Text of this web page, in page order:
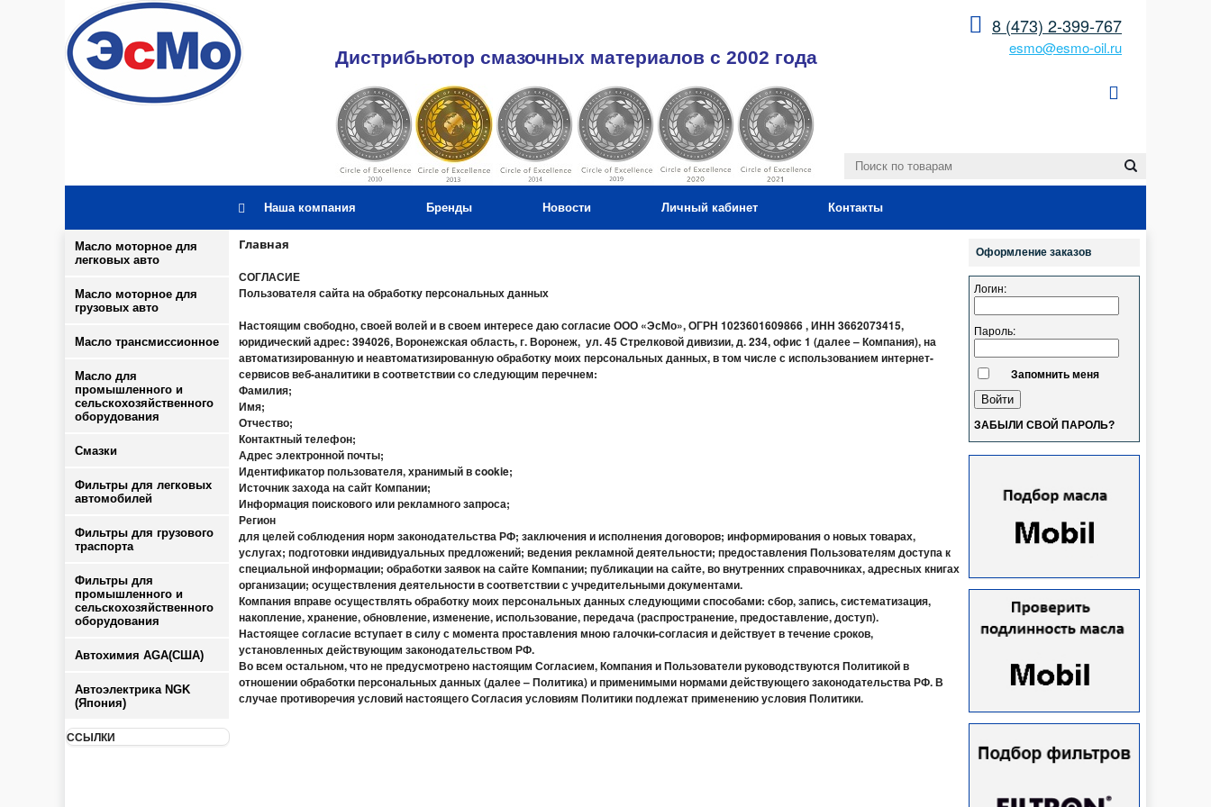
8 (473) 2-399-767
esmo@esmo-oil.ru
Дистрибьютор смазочных материалов c 2002 года
Наша компания Бренды Новости Личный кабинет Контакты
Масло моторное для
легковых авто
Масло моторное для
грузовых авто
Масло трансмиссионное
Масло для
промышленного и
сельскохозяйственного
оборудования
Смазки
Фильтры для легковых
автомобилей
Фильтры для грузового
траспорта
Фильтры для
промышленного и
сельскохозяйственного
оборудования
Автохимия AGA(США)
Автоэлектрика NGK
(Япония)
ССЫЛКИ
Главная
СОГЛАСИЕ
Пользователя сайта на обработку персональных данных
Настоящим свободно, своей волей и в своем интересе даю согласие ООО «ЭсМо», ОГРН 1023601609866 , ИНН 3662073415,
юридический адрес: 394026, Воронежская область, г. Воронеж, ул. 45 Стрелковой дивизии, д. 234, офис 1 (далее – Компания), на
автоматизированную и неавтоматизированную обработку моих персональных данных, в том числе с использованием интернет-
сервисов веб-аналитики в соответствии со следующим перечнем:
Фамилия;
Имя;
Отчество;
Контактный телефон;
Адрес электронной почты;
Идентификатор пользователя, хранимый в cookie;
Источник захода на сайт Компании;
Информация поискового или рекламного запроса;
Регион
для целей соблюдения норм законодательства РФ; заключения и исполнения договоров; информирования о новых товарах,
услугах; подготовки индивидуальных предложений; ведения рекламной деятельности; предоставления Пользователям доступа к
специальной информации; обработки заявок на сайте Компании; публикации на сайте, во внутренних справочниках, адресных книгах
организации; осуществления деятельности в соответствии с учредительными документами.
Компания вправе осуществлять обработку моих персональных данных следующими способами: сбор, запись, систематизация,
накопление, хранение, обновление, изменение, использование, передача (распространение, предоставление, доступ).
Настоящее согласие вступает в силу с момента проставления мною галочки-согласия и действует в течение сроков,
установленных действующим законодательством РФ.
Во всем остальном, что не предусмотрено настоящим Согласием, Компания и Пользователи руководствуются Политикой в
отношении обработки персональных данных (далее – Политика) и применимыми нормами действующего законодательства РФ. В
случае противоречия условий настоящего Согласия условиям Политики подлежат применению условия Политики.
Оформление заказов
Логин:
Пароль:
Запомнить меня
ЗАБЫЛИ СВОЙ ПАРОЛЬ?